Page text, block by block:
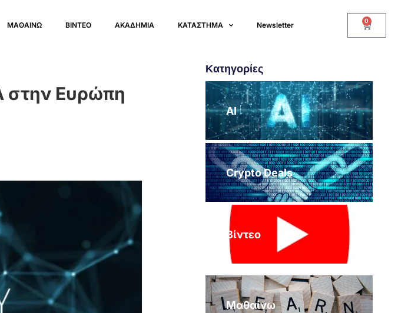
ΜΑΘΑΙΝΩ ΒΙΝΤΕΟ ΑΚΑΔΗΜΙΑ ΚΑΤΑΣΤΗΜΑ Newsletter 0
στην Ευρώπη
Κατηγορίες
AI
Crypto Deals
Βίντεο
Μαθαίνω